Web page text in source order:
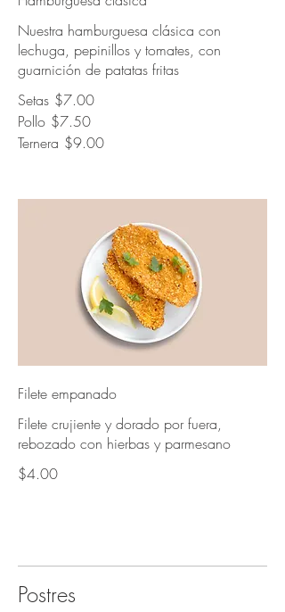
Nuestra hamburguesa clásica con
lechuga, pepinillos y tomates, con
guarnición de patatas fritas
Setas $7.00
Pollo $7.50
Ternera $9.00
Filete empanado
Filete crujiente y dorado por fuera,
rebozado con hierbas y parmesano
$4.00
Postres